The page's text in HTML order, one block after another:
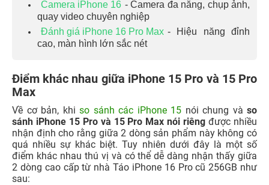
Camera iPhone 16 - Camera đa năng, chụp ảnh,
quay video chuyên nghiệp
Đánh giá iPhone 16 Pro Max - Hiệu năng đỉnh
cao, màn hình lớn sắc nét
Điểm khác nhau giữa iPhone 15 Pro và 15 Pro
Max
Về cơ bản, khi so sánh các iPhone 15 nói chung và so
sánh iPhone 15 Pro và 15 Pro Max nói riêng được nhiều
nhận định cho rằng giữa 2 dòng sản phẩm này không có
quá nhiều sự khác biệt. Tuy nhiên dưới đây là một số
điểm khác nhau thú vị và có thể dễ dàng nhận thấy giữa
2 dòng cao cấp từ nhà Táo iPhone 16 Pro cũ 256GB như
sau: